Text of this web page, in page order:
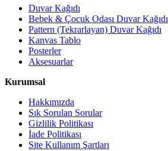
Duvar Kağıdı
Bebek & Çocuk Odası Duvar Kağıdı
Pattern (Tekrarlayan) Duvar Kağıdı
Kanvas Tablo
Posterler
Aksesuarlar
Kurumsal
Hakkımızda
Sık Sorulan Sorular
Gizlilik Politikası
İade Politikası
Site Kullanım Şartları